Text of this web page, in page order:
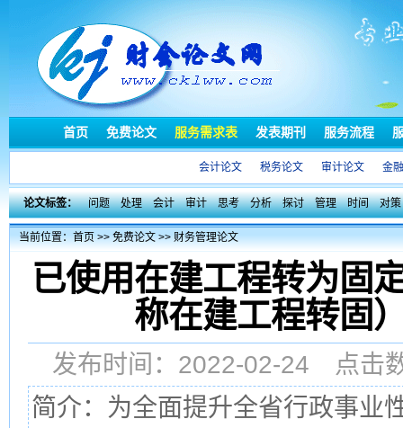
首页 免费论文 服务需求表 发表期刊 服务流程
会计论文 税务论文 审计论文 金
论文标签： 问题 处理 会计 审计 思考 分析 探讨 管理 时间 对策
当前位置：首页>>免费论文>>财务管理论文
已使用在建工程转为固
称在建工程转固
发布时间：2022-02-24 点
简介：为全面提升全省行政事业